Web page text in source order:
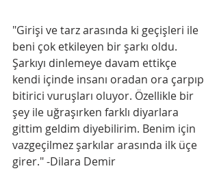
"Girişi ve tarz arasında ki geçişleri ile
beni çok etkileyen bir şarkı oldu.
Şarkıyı dinlemeye davam ettikçe
kendi içinde insanı oradan ora çarpıp
bitirici vuruşları oluyor. Özellikle bir
şey ile uğraşırken farklı diyarlara
gittim geldim diyebilirim. Benim için
vazgeçilmez şarkılar arasında ilk üçe
girer." -Dilara Demir